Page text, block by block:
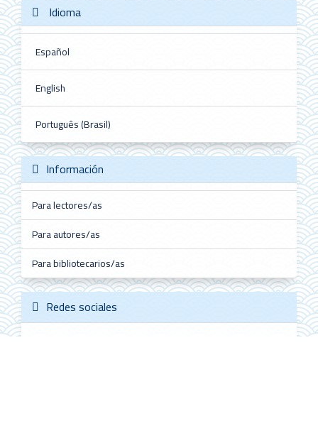
Idioma
Español
English
Português (Brasil)
Información
Para lectores/as
Para autores/as
Para bibliotecarios/as
Redes sociales